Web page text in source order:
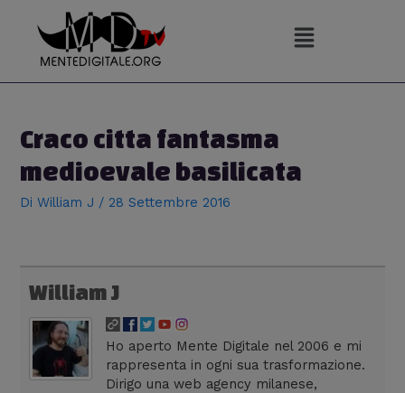
contenuto
Craco citta fantasma
medioevale basilicata
DiWilliam J / 28 Settembre 2016
William J
Ho aperto Mente Digitale nel 2006 e mi
rappresenta in ogni sua trasformazione.
Dirigo una web agency milanese,